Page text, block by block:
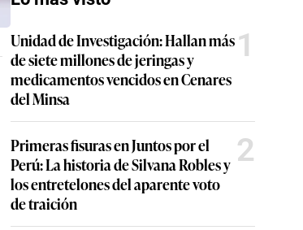
Unidad de Investigación: Hallan más
de siete millones de jeringas y
medicamentos vencidos en Cenares
del Minsa
1
Primeras fisuras en Juntos por el
Perú: La historia de Silvana Robles y
los entretelones del aparente voto
de traición
2